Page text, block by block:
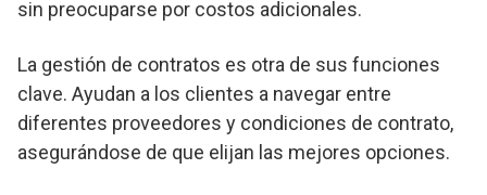
sin preocuparse por costos adicionales.
La gestión de contratos es otra de sus funciones
clave. Ayudan a los clientes a navegar entre
diferentes proveedores y condiciones de contrato,
asegurándose de que elijan las mejores opciones.